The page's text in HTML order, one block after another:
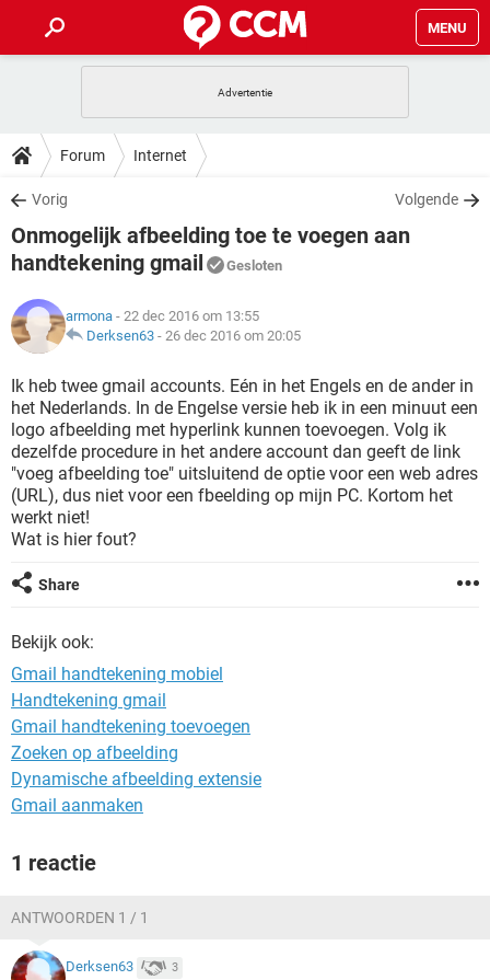
MENU
INSTAGRAM
NETFLIX
GRATIS SNAPCHAT
TIKTOK
HOW-TO
VIDEOBELLEN
NETFLIX
TIKTOK
DOWNLOADS
VIDEOBELLEN GAMES
INSTAGRAM WINDOWS 10
NETFLIX
GRATIS
TIKTOK
FORUM
INSTAGRAM WINDOWS 10
GRATIS SNAPCHAT
TIKTOK
ARTIKELEN
VIDEOBELLEN
INSTAGRAM WINDOWS 10
NETFLIX CORONAVIRUS
GRATIS SNAPCHAT
TIKTOK
Forum Internet
Vorig Volgende
Onmogelijk afbeelding toe te voegen aan
handtekening gmail
Gesloten
armona - 22 dec 2016 om 13:55
Derksen63 - 26 dec 2016 om 20:05
Ik heb twee gmail accounts. Eén in het Engels en de ander in
het Nederlands. In de Engelse versie heb ik in een minuut een
logo afbeelding met hyperlink kunnen toevoegen. Volg ik
dezelfde procedure in het andere account dan geeft de link
"voeg afbeelding toe" uitsluitend de optie voor een web adres
(URL), dus niet voor een fbeelding op mijn PC. Kortom het
werkt niet!
Wat is hier fout?
Share
Bekijk ook:
Gmail handtekening mobiel
Handtekening gmail
Gmail handtekening toevoegen
Zoeken op afbeelding
Dynamische afbeelding extensie
Gmail aanmaken
1 reactie
ANTWOORDEN 1 / 1
Derksen63 3